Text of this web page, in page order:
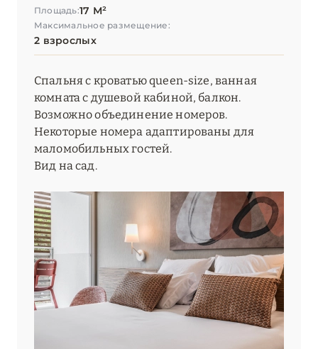
Площадь:17 М²
Максимальное размещение:
2 взрослых
Спальня с кроватью queen-size, ванная
комната с душевой кабиной, балкон.
Возможно объединение номеров.
Некоторые номера адаптированы для
маломобильных гостей.
Вид на сад.